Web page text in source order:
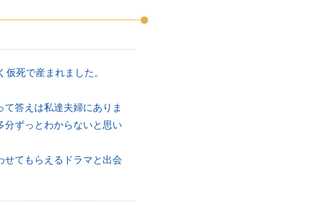
死で産まれました。
答えは私達夫婦にありま
分ずっとわからないと思い
せてもらえるドラマと出会